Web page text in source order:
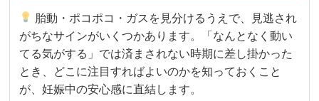
胎動・ポコポコ・ガスを見分けるうえで、見逃され
がちなサインがいくつかあります。「なんとなく動い
てる気がする」では済まされない時期に差し掛かった
とき、どこに注目すればよいのかを知っておくこと
が、妊娠中の安心感に直結します。